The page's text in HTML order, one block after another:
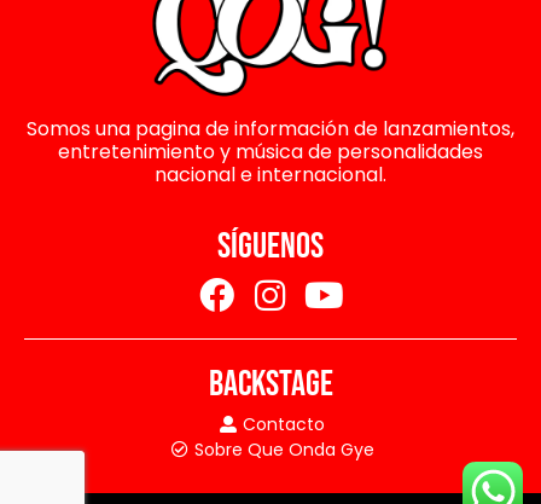
Somos una pagina de información de lanzamientos,
entretenimiento y música de personalidades
nacional e internacional.
SÍGUENOS
BACKSTAGE
Contacto
Sobre Que Onda Gye